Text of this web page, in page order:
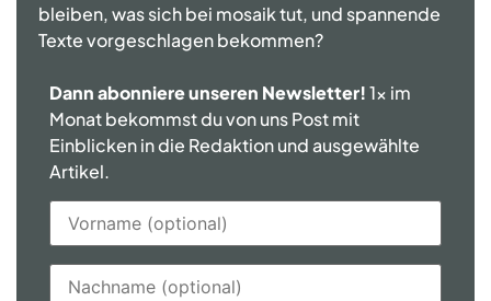
bleiben, was sich bei mosaik tut, und spannende
Texte vorgeschlagen bekommen?
Dann abonniere unseren Newsletter!1x im
Monat bekommst du von uns Post mit
Einblicken in die Redaktion und ausgewählte
Artikel.